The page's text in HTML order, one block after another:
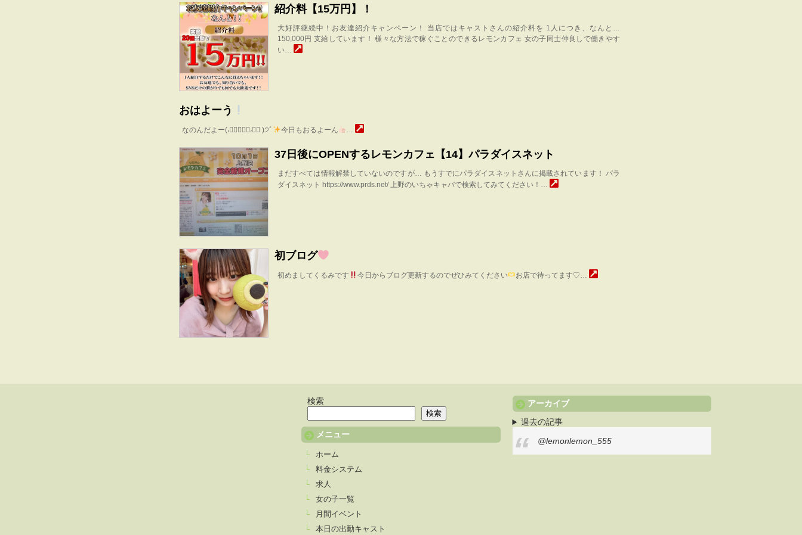
紹介料【15万円】！
大好評継続中！お友達紹介キャンペーン！ 当店ではキャストさんの紹介料を 1人につき、なんと…
150,000円 支給しています！ 様々な方法で稼ぐことのできるレモンカフェ 女の子同士仲良しで働きやす
い…
おはよーう
なのんだよー(៸៸᳐⦁⩊⦁៸៸᳐ )੭ﾞ 今日もおるよーん …
37日後にOPENするレモンカフェ【14】パラダイスネット
まだすべては情報解禁していないのですが… もうすでにパラダイスネットさんに掲載されています！ パラ
ダイスネット https://www.prds.net/ 上野のいちゃキャバで検索してみてください！…
初ブログ
初めましてくるみです 今日からブログ更新するのでぜひみてください お店で待ってます♡…
検索
検索
メニュー
ホーム
料金システム
求人
女の子一覧
月間イベント
本日の出勤キャスト
アーカイブ
過去の記事
@lemonlemon_555